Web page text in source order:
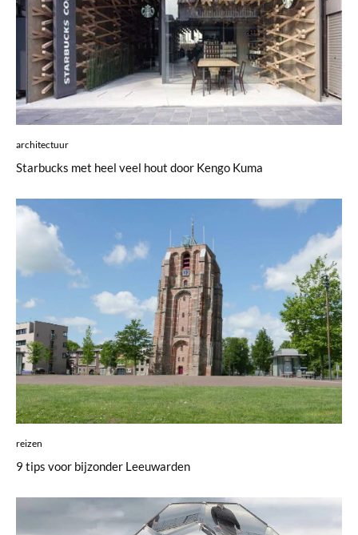
architectuur
Starbucks met heel veel hout door Kengo Kuma
reizen
9 tips voor bijzonder Leeuwarden